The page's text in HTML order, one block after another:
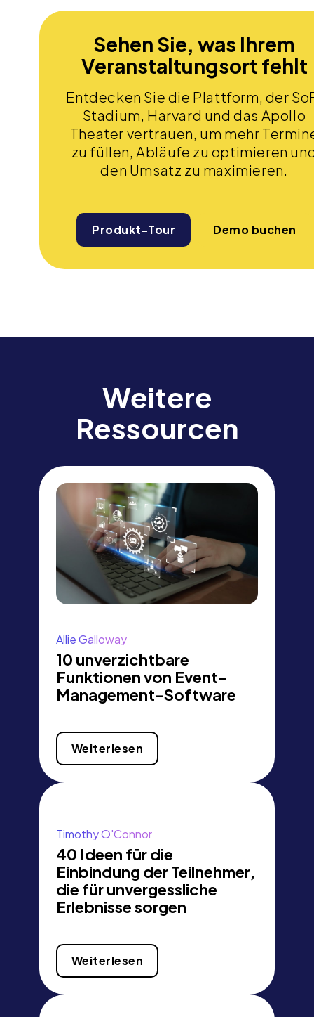
Sehen Sie, was Ihrem
Veranstaltungsort fehlt
Entdecken Sie die Plattform, der
Stadium, Harvard und das Apollo
Theater vertrauen, um mehr
zu füllen, Abläufe zu optimieren
den Umsatz zu maximieren.
Produkt-Tour Demo buchen
Weitere
Ressourcen
Allie Galloway
10 unverzichtbare
Funktionen von Event-
Management-Software
Weiterlesen
Timothy O'Connor
40 Ideen für die
Einbindung der Teilnehmer,
die für unvergessliche
Erlebnisse sorgen
Weiterlesen